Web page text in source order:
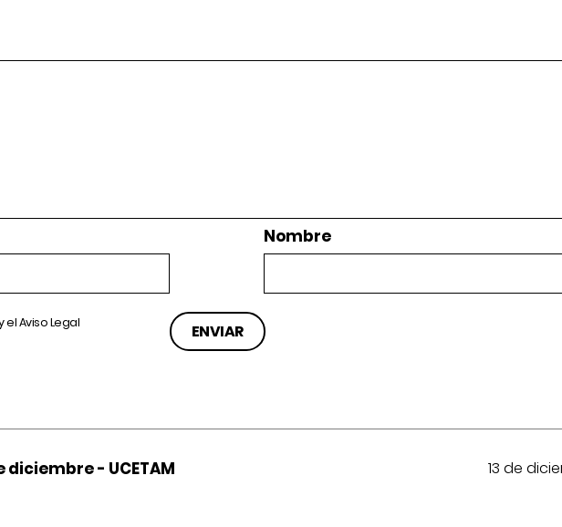
Nombre
elAviso Legal
diciembre - UCETAM
13 de